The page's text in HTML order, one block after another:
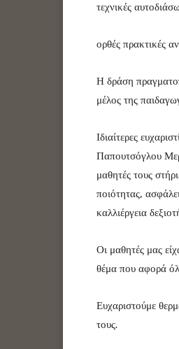
τεχνικές
ορθές πρακτικές
Η δράση
μέλος της
Ιδιαίτερες
Παπουτσόγλου
μαθητές τους
ποιότητας,
καλλιέργεια
Οι μαθητές μας
θέμα που αφορά
Ευχαριστούμε
τους.